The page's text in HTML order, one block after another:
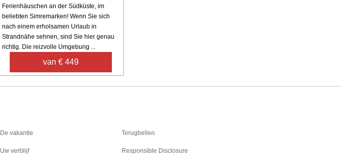
Ferienhäuschen an der Südküste, im
beliebten Simremarken! Wenn Sie sich
nach einem erholsamen Urlaub in
Strandnähe sehnen, sind Sie hier genau
richtig. Die reizvolle Umgebung ...
van € 449
De vakantie
Uw verblijf
Terugbellen
Responsible Disclosure